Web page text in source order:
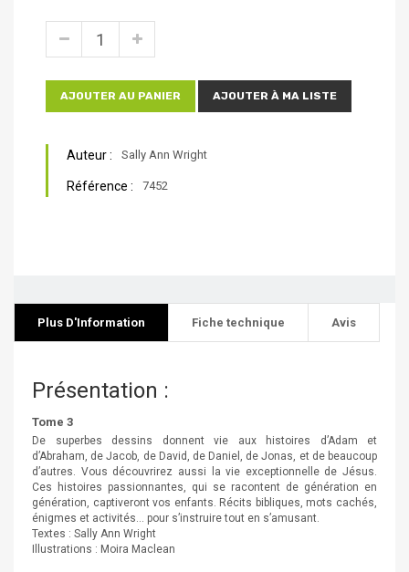
AJOUTER AU PANIER AJOUTER À MA LISTE
Auteur : Sally Ann Wright
Référence : 7452
Plus D'Information Fiche technique Avis
Présentation :
Tome 3
De superbes dessins donnent vie aux histoires d’Adam et
d’Abraham, de Jacob, de David, de Daniel, de Jonas, et de beaucoup
d’autres. Vous découvrirez aussi la vie exceptionnelle de Jésus.
Ces histoires passionnantes, qui se racontent de génération en
génération, captiveront vos enfants. Récits bibliques, mots cachés,
énigmes et activités… pour s’instruire tout en s’amusant.
Textes : Sally Ann Wright
Illustrations : Moira Maclean